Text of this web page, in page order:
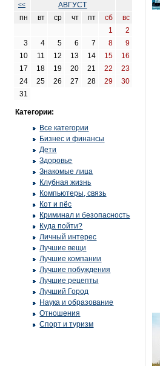
<<
АВГУСТ
пн
вт ср чт пт сб
вс
1
2
3
4 5 6 7 8
9
10
11 12 13 14 15
16
17
18 19 20 21 22
23
24
25 26 27 28 29
30
31
Категории:
Все категории
Бизнес и финансы
Дети
Здоровье
Знакомые лица
Клубная жизнь
Компьютеры, связь
Кот и пёс
Криминал и безопасность
Куда пойти?
Личный интерес
Лучшие вещи
Лучшие компании
Лучшие побуждения
Лучшие рецепты
Лучший Город
Наука и образование
Отношения
Спорт и туризм